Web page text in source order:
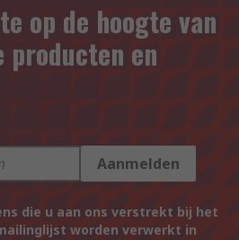
op de hoogte van
producten en
Aanmelden
die u aan ons verstrekt bij het
worden verwerkt in